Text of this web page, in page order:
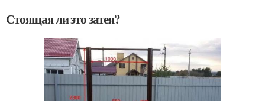
Стоящая ли это затея?